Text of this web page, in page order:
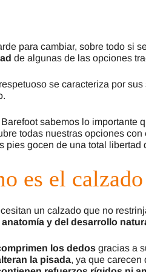
para cambiar, sobre todo si
de algunas de las opciones
se caracteriza por
sabemos lo importante
todas nuestras opciones
pies gocen de una total libertad
es el
un calzado que no
y del desarrollo
los dedos gracias a
la pisada, ya que carecen